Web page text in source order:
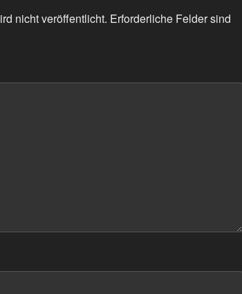
nicht veröffentlicht. Erforderliche Felder sind